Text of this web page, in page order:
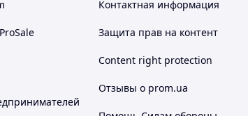
тяги или с автоматикой и
Контактная информация
Защита прав на контент
Content right protection
Отзывы о prom.ua